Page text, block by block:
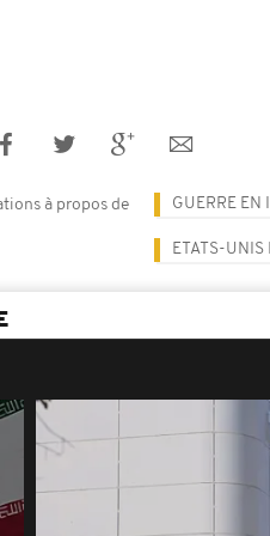
à propos de GUERRE EN
ETATS-UNIS